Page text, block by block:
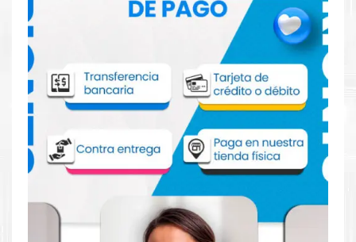
Aprovecha nuestra experiencia y atención para adquirir tus
productos. Tenemos promociones todos los dias. Escríbenos o
visítanos hoy para encontrar la solución perfecta para tu
impresora
Xerox, como el Toner Xerox 106R03486 Magenta
para impresoras 6510 6515
Dónde comprar Toner para impresoras
6510 6515 en Lima o para provincia
Tienda autorizada por Xerox. Descubre la mejor manera de
abastecerte de
Toner Xerox 106R03486 Magenta para